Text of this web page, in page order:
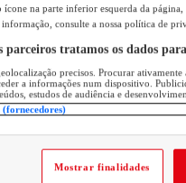
na parte inferior esquerda da página,
informação, consulte a nossa política de
parceiros tratamos os dados
precisos. Procurar
a informações num dispositivo.
estudos de audiência e
Mostrar finalidades